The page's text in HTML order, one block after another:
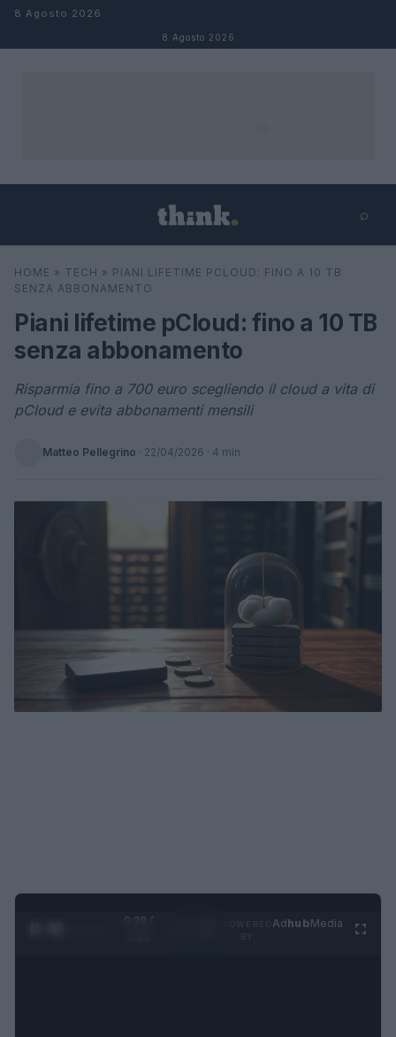
Salta al contenuto
8 Agosto 2026
8 Agosto 2026
⌕
Cerca ⌕
HOME » TECH » PIANI LIFETIME PCLOUD: FINO A 10 TB
SENZA ABBONAMENTO
Piani lifetime pCloud: fino a 10 TB
senza abbonamento
Risparmia fino a 700 euro scegliendo il cloud a vita di
pCloud e evita abbonamenti mensili
Matteo Pellegrino · 22/04/2026 · 4 min
0:29 /
AdhubMedia